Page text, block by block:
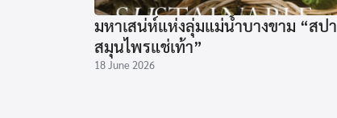
มหาเสน่ห์แห่งลุ่มแม่น้ำบางขาม “สปา
สมุนไพรแช่เท้า”
18 June 2026